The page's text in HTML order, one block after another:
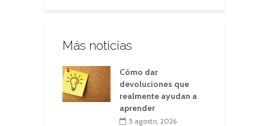
Más noticias
Cómo dar
devoluciones que
realmente ayudan a
aprender
5 agosto, 2026